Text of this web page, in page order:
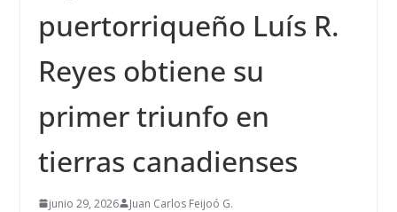
puertorriqueño Luís R.
Reyes obtiene su
primer triunfo en
tierras canadienses
junio 29, 2026 Juan Carlos Feijoó G.